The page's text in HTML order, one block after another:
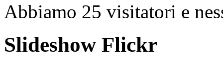
Abbiamo 25 visitatori e
Slideshow Flickr